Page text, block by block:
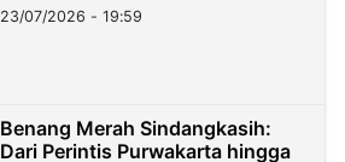
23/07/2026 - 19:59
Benang Merah Sindangkasih:
Dari Perintis Purwakarta hingga